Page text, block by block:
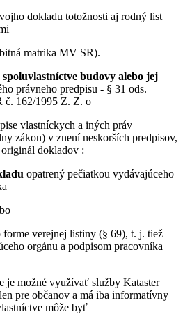
dokladu totožnosti aj rodný list
matrika MV SR).
budovy alebo jej
právneho predpisu - § 31 ods.
č. 162/1995 Z. Z. o
vlastníckych a iných práv
zákon) v znení neskorších predpisov,
dokladov :
opatrený pečiatkou vydávajúceho
forme verejnej listiny (§ 69), t. j. tiež
orgánu a podpisom pracovníka
je možné využívať služby Kataster
pre občanov a má iba informatívny
môže byť